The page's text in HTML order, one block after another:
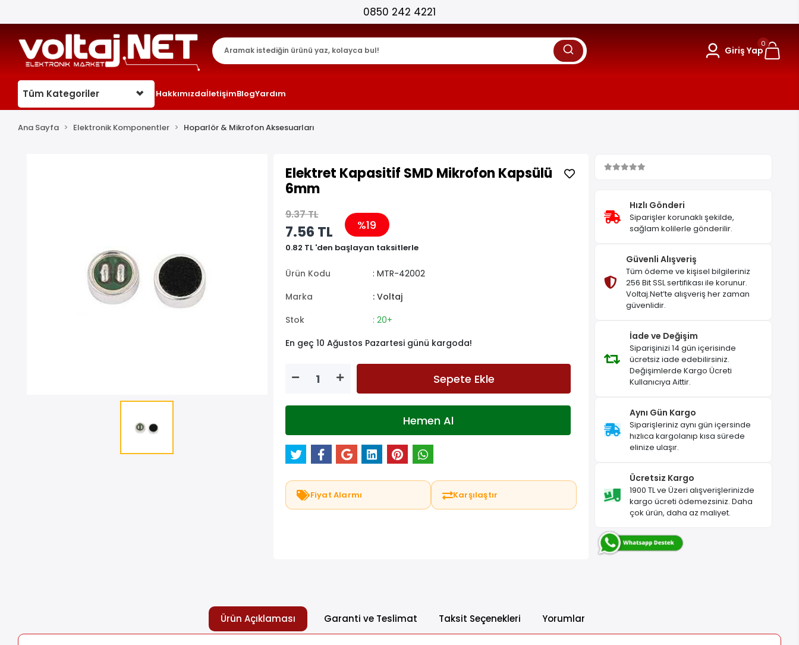
25.000+ AKTİF ÜRÜN !
Giriş Yap
0
Tüm Kategoriler HakkımızdaİletişimBlogYardım
Ana Sayfa Elektronik Komponentler Hoparlör & Mikrofon Aksesuarları
Elektret Kapasitif SMD Mikrofon Kapsülü
6mm
9.37 TL
7.56 TL %19
0.82 TL 'den başlayan taksitlerle
Ürün Kodu
: MTR-42002
Marka
: Voltaj
Stok
: 20+
En geç 10 Ağustos Pazartesi günü kargoda!
Sepete Ekle
Hemen Al
Fiyat Alarmı Karşılaştır
Hızlı Gönderi
Siparişler korunaklı şekilde,
sağlam kolilerle gönderilir.
Güvenli Alışveriş
Tüm ödeme ve kişisel bilgileriniz
256 Bit SSL sertifikası ile korunur.
Voltaj.Net’te alışveriş her zaman
güvenlidir.
İade ve Değişim
Siparişinizi 14 gün içerisinde
ücretsiz iade edebilirsiniz.
Değişimlerde Kargo Ücreti
Kullanıcıya Aittir.
Aynı Gün Kargo
Siparişleriniz aynı gün içersinde
hızlıca kargolanıp kısa sürede
elinize ulaşır.
Ücretsiz Kargo
1900 TL ve Üzeri alışverişlerinizde
kargo ücreti ödemezsiniz. Daha
çok ürün, daha az maliyet.
Ürün Açıklaması Garanti ve Teslimat Taksit Seçenekleri Yorumlar